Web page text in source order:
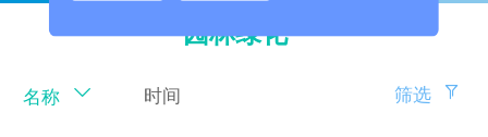
园林绿化
名称 时间 筛选